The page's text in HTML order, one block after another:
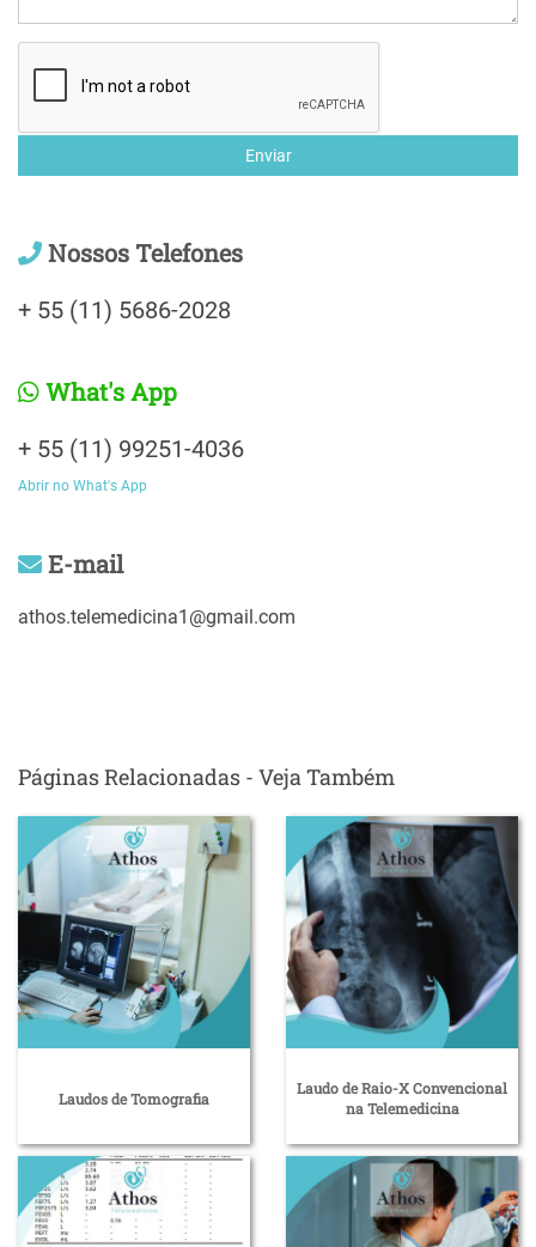
Enviar
Nossos Telefones
+ 55 (11) 5686-2028
What's App
+ 55 (11) 99251-4036
Abrir no What's App
E-mail
athos.telemedicina1@gmail.com
Páginas Relacionadas - Veja Também
Laudos de Tomografia
Laudo de Raio-X Convencional
na Telemedicina